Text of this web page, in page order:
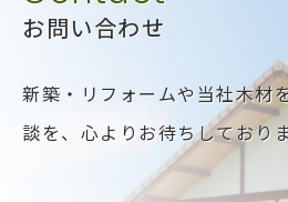
お問い合わせ
新築・リフォームや当社木材
談を、 心よりお待ちしており